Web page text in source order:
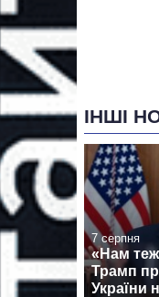
ІНШІ
7 серпня
«Нам теж
Трамп
України